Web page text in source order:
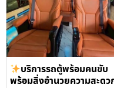
บริการรถตู้พร้อมคนขับ
พร้อมสิ่งอำนวยความสะดว